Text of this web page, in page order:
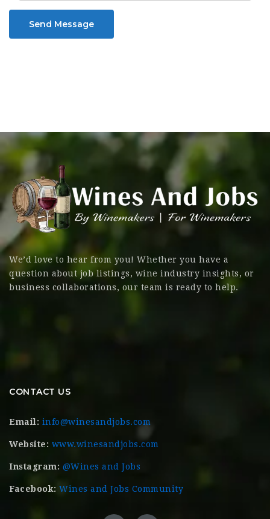
Send Message
We’d love to hear from you! Whether you have a
question about job listings, wine industry insights, or
business collaborations, our team is ready to help.
CONTACT US
Email: info@winesandjobs.com
Website: www.winesandjobs.com
Instagram: @Wines and Jobs
Facebook: Wines and Jobs Community